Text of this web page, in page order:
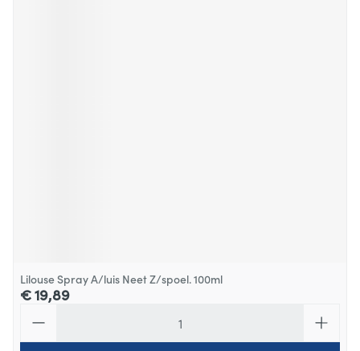
Lilouse Spray A/luis Neet Z/spoel. 100ml
€ 19,89